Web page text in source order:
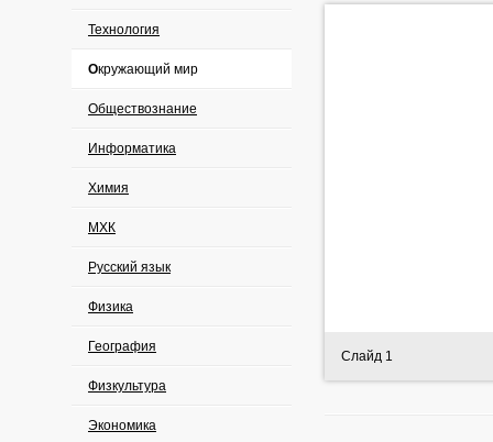
Технология
Окружающий мир
Обществознание
Информатика
Химия
МХК
Русский язык
Физика
География
Физкультура
Экономика
Слайд 1